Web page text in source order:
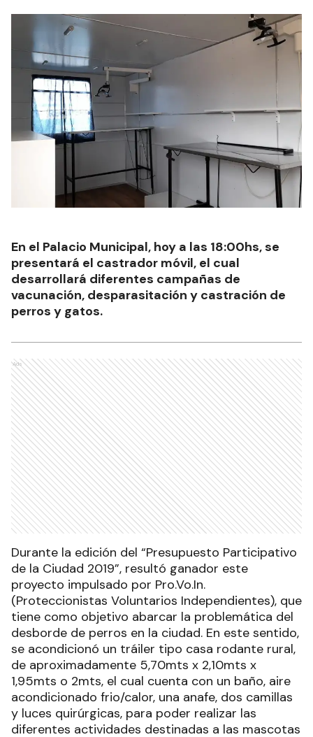
En el Palacio Municipal, hoy a las 18:00hs, se
presentará el castrador móvil, el cual
desarrollará diferentes campañas de
vacunación, desparasitación y castración de
perros y gatos.
Ads
Durante la edición del “Presupuesto Participativo
de la Ciudad 2019”, resultó ganador este
proyecto impulsado por Pro.Vo.In.
(Proteccionistas Voluntarios Independientes), que
tiene como objetivo abarcar la problemática del
desborde de perros en la ciudad. En este sentido,
se acondicionó un tráiler tipo casa rodante rural,
de aproximadamente 5,70mts x 2,10mts x
1,95mts o 2mts, el cual cuenta con un baño, aire
acondicionado frio/calor, una anafe, dos camillas
y luces quirúrgicas, para poder realizar las
diferentes actividades destinadas a las mascotas